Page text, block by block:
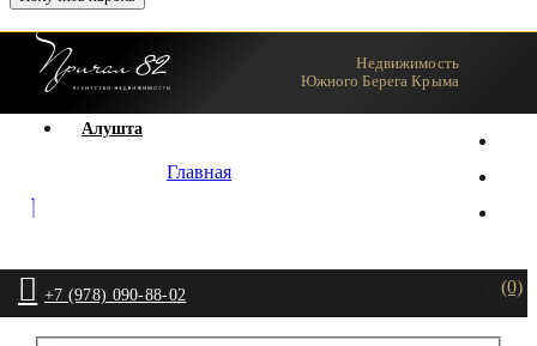
Ялта
Алушта
+7 (978) 090-88-02 (0)
Недвижимость
Южного Берега Крыма
Главная